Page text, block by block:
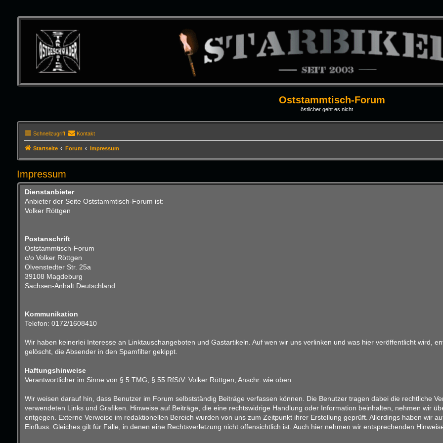
Oststammtisch-Forum
östlicher geht es nicht.......
Schnellzugriff Kontakt
Startseite Forum Impressum
Impressum
Dienstanbieter
Anbieter der Seite Oststammtisch-Forum ist:
Volker Röttgen
Postanschrift
Oststammtisch-Forum
c/o Volker Röttgen
Olvenstedter Str. 25a
39108 Magdeburg
Sachsen-Anhalt Deutschland
Kommunikation
Telefon: 0172/1608410
Wir haben keinerlei Interesse an Linktauschangeboten und Gastartikeln. Auf wen wir uns verlinken und was hier veröffentlicht wird,
gelöscht, die Absender in den Spamfilter gekippt.
Haftungshinweise
Verantwortlicher im Sinne von § 5 TMG, § 55 RfStV: Volker Röttgen, Anschr. wie oben
Wir weisen darauf hin, dass Benutzer im Forum selbstständig Beiträge verfassen können. Die Benutzer tragen dabei die rechtliche
verwendeten Links und Grafiken. Hinweise auf Beiträge, die eine rechtswidrige Handlung oder Information beinhalten, nehmen wir
entgegen. Externe Verweise im redaktionellen Bereich wurden von uns zum Zeitpunkt ihrer Erstellung geprüft. Allerdings haben wir
Einfluss. Gleiches gilt für Fälle, in denen eine Rechtsverletzung nicht offensichtlich ist. Auch hier nehmen wir entsprechenden